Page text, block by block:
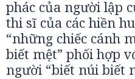
phác của người lập
thi sĩ của các hiền
“những chiếc cánh
biết mệt” phối hợp
người “biết núi biết